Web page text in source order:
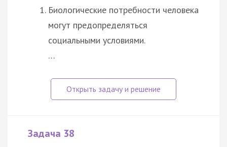
Биологические потребности человека
могут предопределяться
социальными условиями.
…
Задача 38